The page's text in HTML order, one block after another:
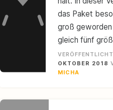
das Paket
groß geworden
gleich fünf
OKTOBER 2018
MICHA